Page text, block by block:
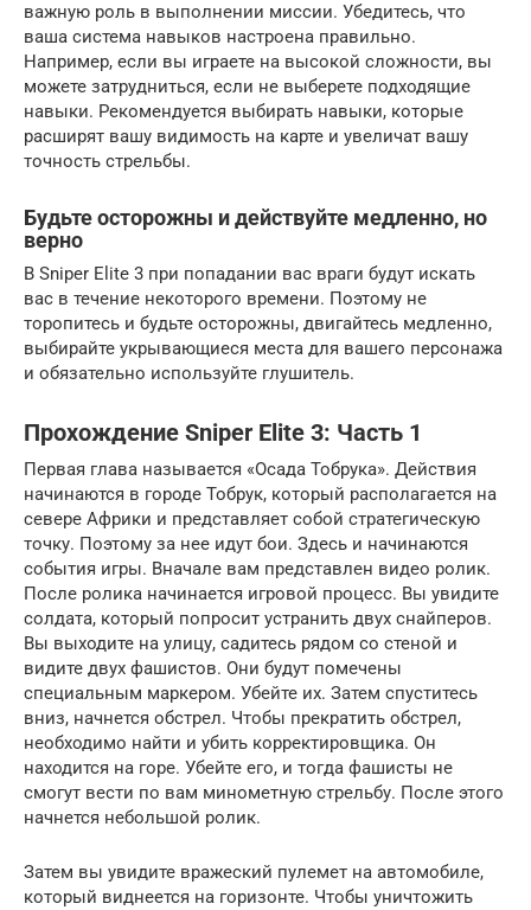
важную роль в выполнении миссии. Убедитесь, что
ваша система навыков настроена правильно.
Например, если вы играете на высокой сложности, вы
можете затрудниться, если не выберете подходящие
навыки. Рекомендуется выбирать навыки, которые
расширят вашу видимость на карте и увеличат вашу
точность стрельбы.
Будьте осторожны и действуйте медленно, но
верно
В Sniper Elite 3 при попадании вас враги будут искать
вас в течение некоторого времени. Поэтому не
торопитесь и будьте осторожны, двигайтесь медленно,
выбирайте укрывающиеся места для вашего персонажа
и обязательно используйте глушитель.
Прохождение Sniper Elite 3: Часть 1
Первая глава называется «Осада Тобрука». Действия
начинаются в городе Тобрук, который располагается на
севере Африки и представляет собой стратегическую
точку. Поэтому за нее идут бои. Здесь и начинаются
события игры. Вначале вам представлен видео ролик.
После ролика начинается игровой процесс. Вы увидите
солдата, который попросит устранить двух снайперов.
Вы выходите на улицу, садитесь рядом со стеной и
видите двух фашистов. Они будут помечены
специальным маркером. Убейте их. Затем спуститесь
вниз, начнется обстрел. Чтобы прекратить обстрел,
необходимо найти и убить корректировщика. Он
находится на горе. Убейте его, и тогда фашисты не
смогут вести по вам минометную стрельбу. После этого
начнется небольшой ролик.
Затем вы увидите вражеский пулемет на автомобиле,
который виднеется на горизонте. Чтобы уничтожить